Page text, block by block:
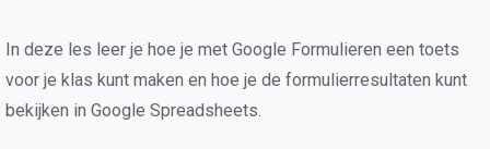
In deze les leer je hoe je met Google Formulieren een toets
voor je klas kunt maken en hoe je de formulierresultaten kunt
bekijken in Google Spreadsheets.